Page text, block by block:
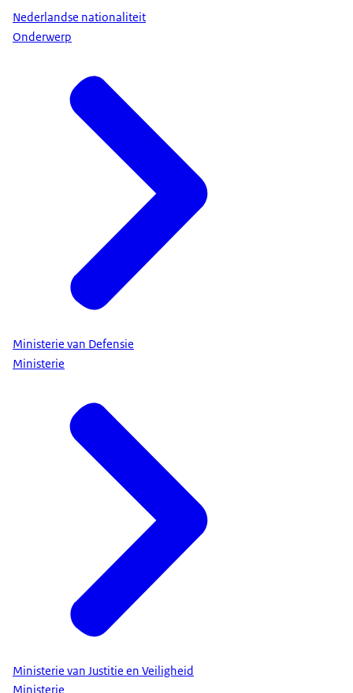
Nederlandse nationaliteit
Onderwerp
Ministerie van Defensie
Ministerie
Ministerie van Justitie en Veiligheid